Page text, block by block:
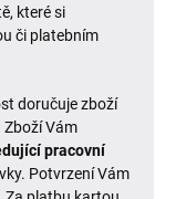
které si
či platebním
doručuje zboží
Zboží Vám
pracovní
Potvrzení Vám